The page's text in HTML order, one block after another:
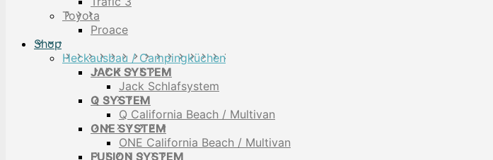
Toyota
Proace
Shop
Heckausbau / Campingküchen
JACK SYSTEM
Jack Schlafsystem
Q SYSTEM
Q California Beach / Multivan
ONE SYSTEM
ONE California Beach / Multivan
FUSION SYSTEM